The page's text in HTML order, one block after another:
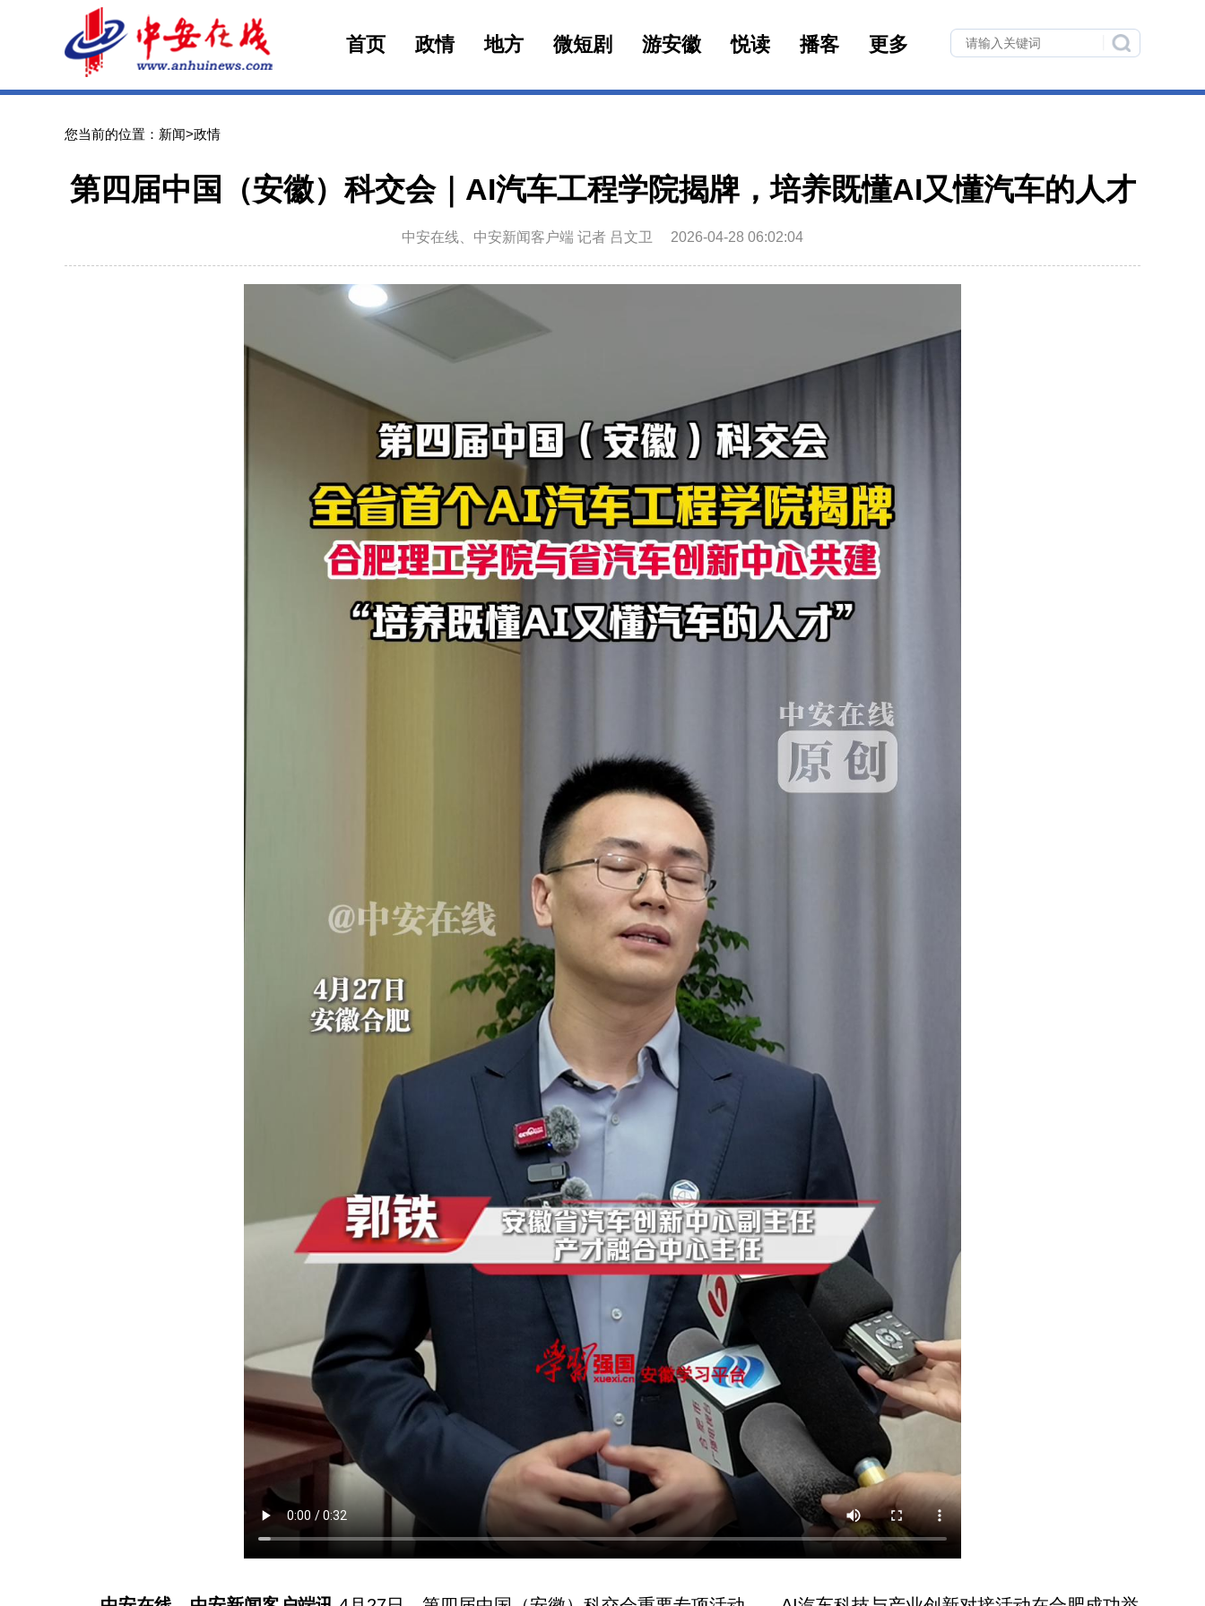
首页 政情 地方 微短剧 游安徽 悦读 播客 更多
您当前的位置：新闻>政情
第四届中国（安徽）科交会｜AI汽车工程学院揭牌，培养既懂AI又懂汽车的人才
中安在线、中安新闻客户端 记者 吕文卫 2026-04-28 06:02:04